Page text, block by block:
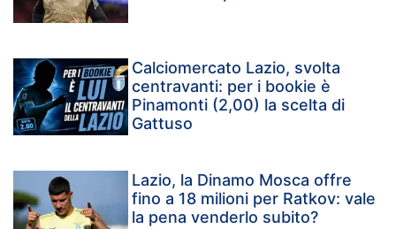
Calciomercato Lazio, svolta
centravanti: per i bookie è
Pinamonti (2,00) la scelta di
Gattuso
Lazio, la Dinamo Mosca offre
fino a 18 milioni per Ratkov: vale
la pena venderlo subito?